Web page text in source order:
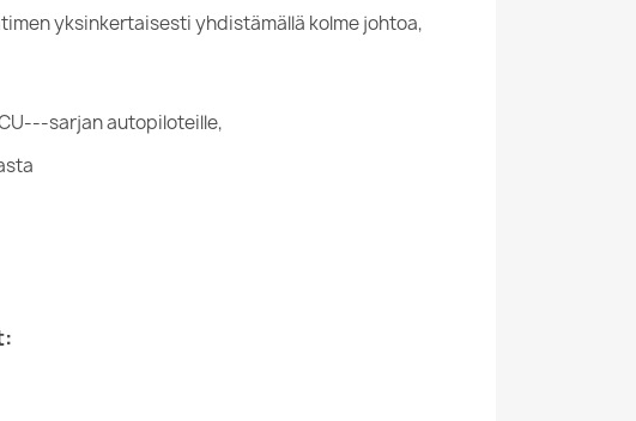
yksinkertaisesti yhdistämällä kolme johtoa,
sarjan autopiloteille,